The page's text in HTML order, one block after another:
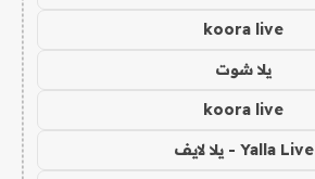
koora live
يلا شوت
koora live
Yalla Live - يلا لايف